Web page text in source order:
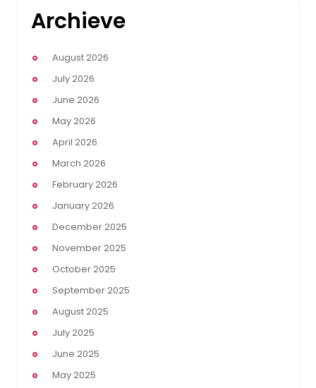
Archieve
August 2026
July 2026
June 2026
May 2026
April 2026
March 2026
February 2026
January 2026
December 2025
November 2025
October 2025
September 2025
August 2025
July 2025
June 2025
May 2025